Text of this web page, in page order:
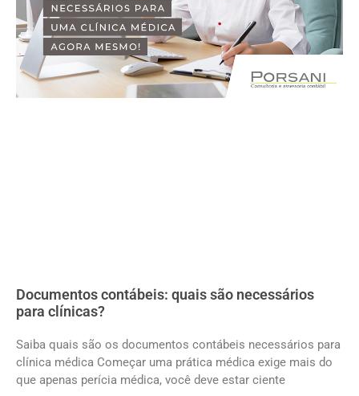
Documentos contábeis: quais são necessários
para clínicas?
Saiba quais são os documentos contábeis necessários para
clínica médica Começar uma prática médica exige mais do
que apenas perícia médica, você deve estar ciente